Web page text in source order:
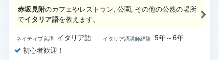
赤坂見附のカフェやレストラン, 公園, その他の公然の場所
でイタリア語を教えます。
ネイティブ言語 イタリア語 イタリア語講師経験
5年～6年
初心者歓迎！